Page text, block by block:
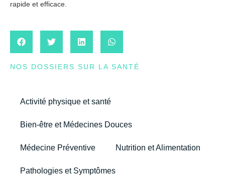
rapide et efficace.
NOS DOSSIERS SUR LA SANTÉ
Activité physique et santé
Bien-être et Médecines Douces
Médecine Préventive Nutrition et Alimentation
Pathologies et Symptômes